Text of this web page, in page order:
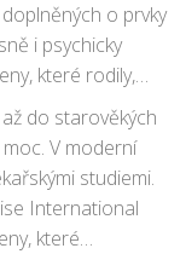
o prvky
i psychicky
které rodily,
od bolesti
těla.
do starověkých
V moderní
studiemi.
International
které